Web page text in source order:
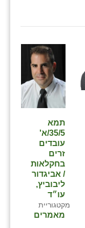
תמא
35/5/א'
עובדים
זרים
בחקלאות
/ אביגדור
ליבוביץ,
עו״ד
מקטגוריית
מאמרים